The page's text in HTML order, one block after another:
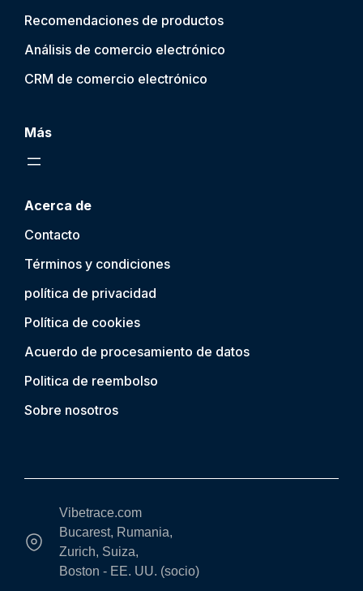
Recomendaciones de productos
Análisis de comercio electrónico
CRM de comercio electrónico
Más
Acerca de
Contacto
Términos y condiciones
política de privacidad
Política de cookies
Acuerdo de procesamiento de datos
Politica de reembolso
Sobre nosotros
Vibetrace.com
Bucarest, Rumania,
Zurich, Suiza,
Boston - EE. UU. (socio)